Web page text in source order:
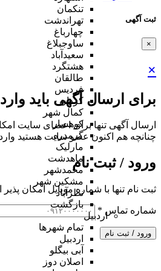
ثبت آگهی
×
×
برای ارسال آگهی باید
ارسال آگهی تنها برای اعضای سایت
چنانچه هم‌ اکنون عضو سایت هستید
ورود / ثبت نام
ثبت نام تنها با شماره موبایل امکان
شماره تماس *
ورود / ثبت نام
تنکمان
تهراندشت
چهارباغ
ساوجبلاغ
سعیدآباد
هشتگرد
طالقان
فردیس
کردان
کمال شهر
کوهسار
گرمدره
مارلیک
ماهدشت
محمدشهر
مشکین شهر
نظرآباد
بازگشت
اردبیل
تمام شهر‌ها
اردبیل
آبی بیگلو
اصلان دوز